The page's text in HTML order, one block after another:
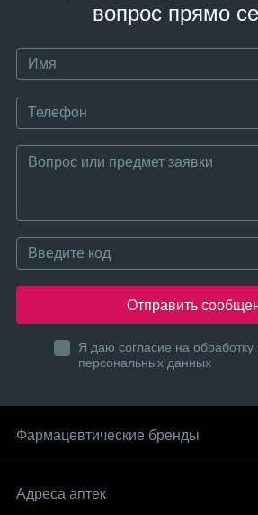
вопрос прямо
Отправить
Я даю согласие на обработку
персональных данных
Фармацевтические бренды
Адреса аптек